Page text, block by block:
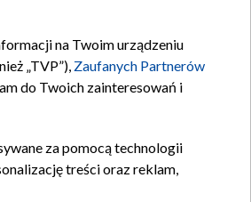
na Twoim urządzeniu
„TVP”), Zaufanych Partnerów
do Twoich zainteresowań i
za pomocą technologii
treści oraz reklam,